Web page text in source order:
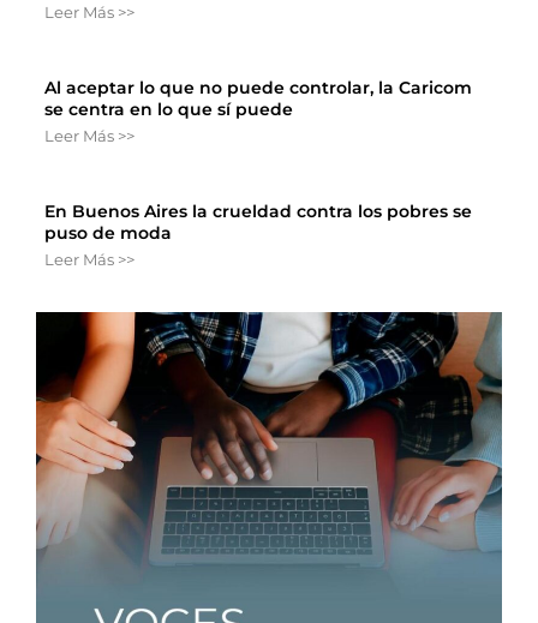
Leer Más >>
Al aceptar lo que no puede controlar, la Caricom
se centra en lo que sí puede
Leer Más >>
En Buenos Aires la crueldad contra los pobres se
puso de moda
Leer Más >>